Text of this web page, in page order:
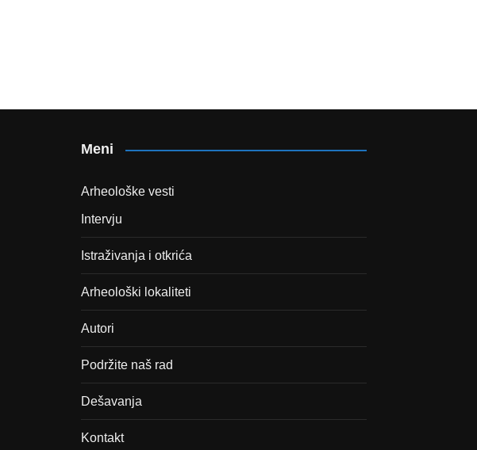
Meni
Arheološke vesti
Intervju
Istraživanja i otkrića
Arheološki lokaliteti
Autori
Podržite naš rad
Dešavanja
Kontakt